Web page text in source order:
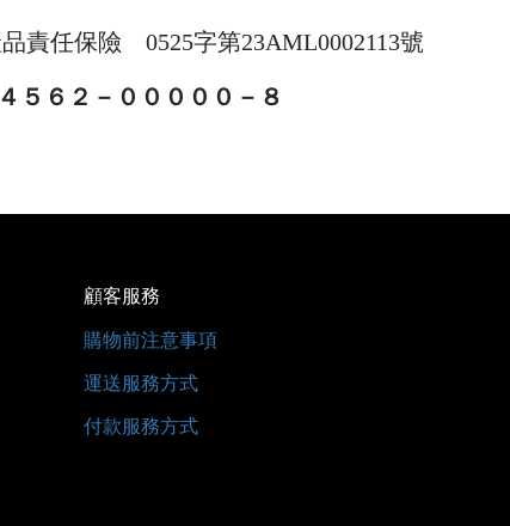
責任保險 0525字第23AML0002113號
６２－０００００－８
顧客服務
購物前注意事項
運送服務方式
付款服務方式